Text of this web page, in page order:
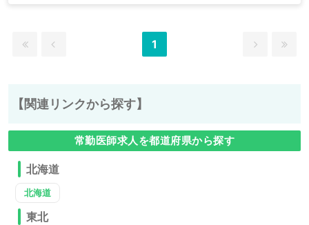
1
【関連リンクから探す】
常勤医師求人を都道府県から探す
北海道
北海道
東北